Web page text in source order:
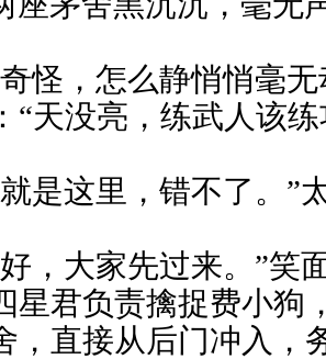
怪，怎么静悄悄毫无
“天没亮，练武人该
是这里，错不了。”
，大家先过来。”笑
星君负责擒捉费小狗
，直接从后门冲入，